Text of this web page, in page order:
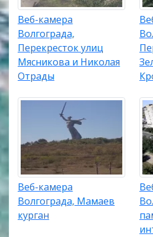
Веб-камера
Волгограда,
Перекресток улиц
Мясникова и Николая
Отрады
Веб-камера
Волгограда, Мамаев
курган